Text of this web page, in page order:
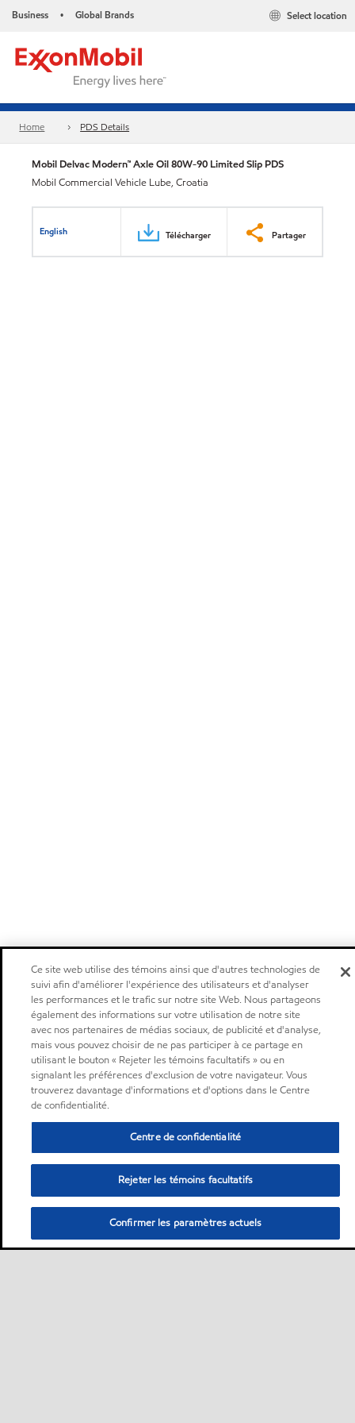
Business • Global Brands Select location
Home PDS Details
Mobil Delvac Modern™ Axle Oil 80W-90 Limited Slip PDS
Mobil Commercial Vehicle Lube, Croatia
English Télécharger Partager
Ce site web utilise des témoins ainsi que d'autres technologies de
suivi afin d'améliorer l'expérience des utilisateurs et d'analyser
les performances et le trafic sur notre site Web. Nous partageons
également des informations sur votre utilisation de notre site
avec nos partenaires de médias sociaux, de publicité et d'analyse,
mais vous pouvez choisir de ne pas participer à ce partage en
utilisant le bouton « Rejeter les témoins facultatifs » ou en
signalant les préférences d'exclusion de votre navigateur. Vous
trouverez davantage d'informations et d'options dans le Centre
de confidentialité.
Centre de confidentialité
Rejeter les témoins facultatifs
Confirmer les paramètres actuels